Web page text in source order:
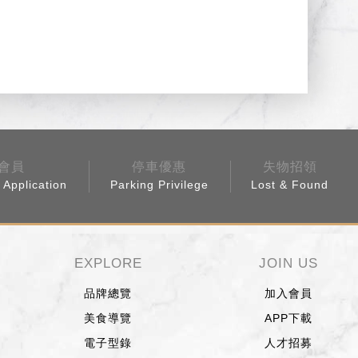
員 停車優惠
Parking Privilege
失物招領
Lost & Found
EXPLORE
品牌總覽
美食導覽
電子型錄
JOIN US
加入會員
APP下載
人才招募